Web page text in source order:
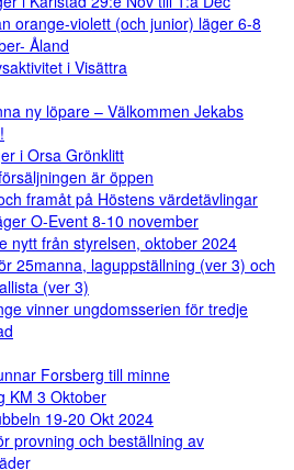
orange-violett (och junior) läger 6-8
Åland
i Visättra
ny löpare – Välkommen Jekabs
i Orsa Grönklitt
är öppen
framåt på Höstens värdetävlingar
O-Event 8-10 november
nytt från styrelsen, oktober 2024
25manna, laguppställning (ver 3) och
(ver 3)
vinner ungdomsserien för tredje
Forsberg till minne
KM 3 Oktober
19-20 Okt 2024
provning och beställning av